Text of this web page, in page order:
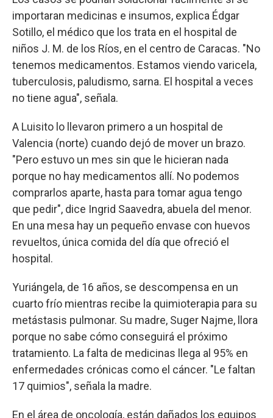
importaran medicinas e insumos, explica Édgar
Sotillo, el médico que los trata en el hospital de
niños J. M. de los Ríos, en el centro de Caracas. "No
tenemos medicamentos. Estamos viendo varicela,
tuberculosis, paludismo, sarna. El hospital a veces
no tiene agua", señala.
A Luisito lo llevaron primero a un hospital de
Valencia (norte) cuando dejó de mover un brazo.
"Pero estuvo un mes sin que le hicieran nada
porque no hay medicamentos allí. No podemos
comprarlos aparte, hasta para tomar agua tengo
que pedir", dice Ingrid Saavedra, abuela del menor.
En una mesa hay un pequeño envase con huevos
revueltos, única comida del día que ofreció el
hospital.
Yuriángela, de 16 años, se descompensa en un
cuarto frío mientras recibe la quimioterapia para su
metástasis pulmonar. Su madre, Suger Najme, llora
porque no sabe cómo conseguirá el próximo
tratamiento. La falta de medicinas llega al 95% en
enfermedades crónicas como el cáncer. "Le faltan
17 quimios", señala la madre.
En el área de oncología, están dañados los equipos